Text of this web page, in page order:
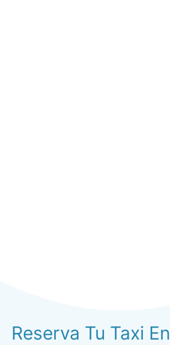
Reserva Tu Taxi En